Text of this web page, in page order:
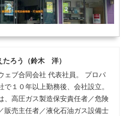
たろう（鈴木 洋）
ェブ合同会社 代表社員。 プロパ
で１０年以上勤務後、会社設立。
、高圧ガス製造保安責任者／危険
販売主任者／液化石油ガス設備士